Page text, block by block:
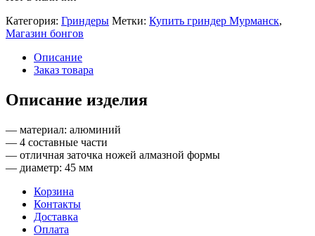
Категория: Гриндеры Метки: Купить гриндер Мурманск,
Магазин бонгов
Описание
Заказ товара
Описание изделия
— материал: алюминий
— 4 составные части
— отличная заточка ножей алмазной формы
— диаметр: 45 мм
Корзина
Контакты
Доставка
Оплата